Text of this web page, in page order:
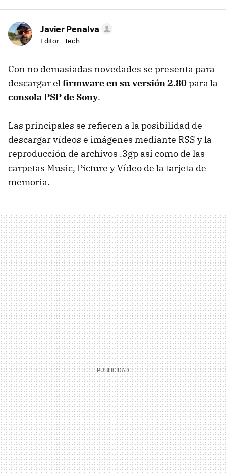
Javier Penalva
Editor - Tech
Con no demasiadas novedades se presenta para
descargar elfirmware en su versión 2.80para la
consola PSP de Sony.
Las principales se refieren a la posibilidad de
descargar vídeos e imágenes mediante RSS y la
reproducción de archivos .3gp así como de las
carpetas Music, Picture y Vídeo de la tarjeta de
memoria.